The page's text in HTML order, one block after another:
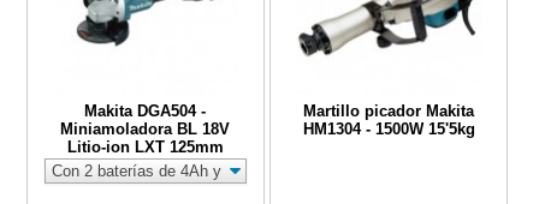
Makita DGA504 -
Miniamoladora BL 18V
Litio-ion LXT 125mm
Martillo picador Makita
HM1304 - 1500W 15'5kg